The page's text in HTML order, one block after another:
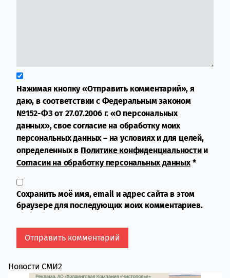
Нажимая кнопку «Отправить комментарий», я
даю, в соответствии с Федеральным законом
№152-ФЗ от 27.07.2006 г. «О персональных
данных», свое согласие на обработку моих
персональных данных – на условиях и для целей,
определенных в Политике конфиденциальностии
Согласии на обработку персональных данных*
Сохранить моё имя, email и адрес сайта в этом
браузере для последующих моих комментариев.
Новости СМИ2